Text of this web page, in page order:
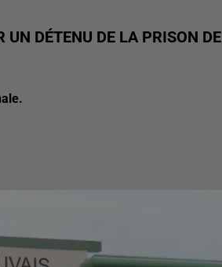
UN DÉTENU DE LA PRISON DE